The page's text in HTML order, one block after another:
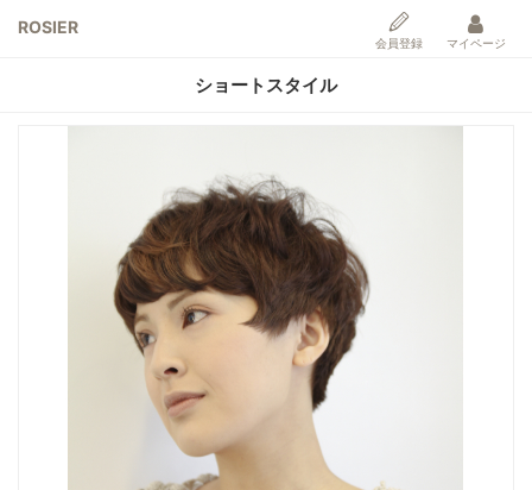
ROSIER
会員登録 マイページ
ショートスタイル